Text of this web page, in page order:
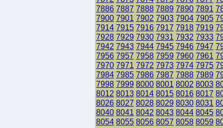
7886 7887 7888 7889 7890 7891
7900 7901 7902 7903 7904 7905
7914 7915 7916 7917 7918 7919
7928 7929 7930 7931 7932 7933
7942 7943 7944 7945 7946 7947
7956 7957 7958 7959 7960 7961
7970 7971 7972 7973 7974 7975
7984 7985 7986 7987 7988 7989
7998 7999 8000 8001 8002 8003
8012 8013 8014 8015 8016 8017
8026 8027 8028 8029 8030 8031
8040 8041 8042 8043 8044 8045
8054 8055 8056 8057 8058 8059